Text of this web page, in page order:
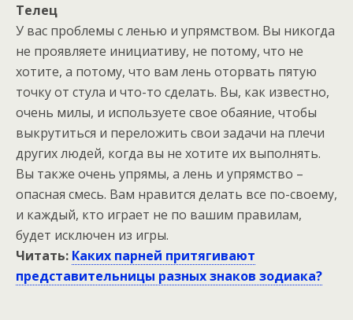
Телец
У вас проблемы с ленью и упрямством. Вы никогда
не проявляете инициативу, не потому, что не
хотите, а потому, что вам лень оторвать пятую
точку от стула и что-то сделать. Вы, как известно,
очень милы, и используете свое обаяние, чтобы
выкрутиться и переложить свои задачи на плечи
других людей, когда вы не хотите их выполнять.
Вы также очень упрямы, а лень и упрямство –
опасная смесь. Вам нравится делать все по-своему,
и каждый, кто играет не по вашим правилам,
будет исключен из игры.
Читать: Каких парней притягивают
представительницы разных знаков зодиака?